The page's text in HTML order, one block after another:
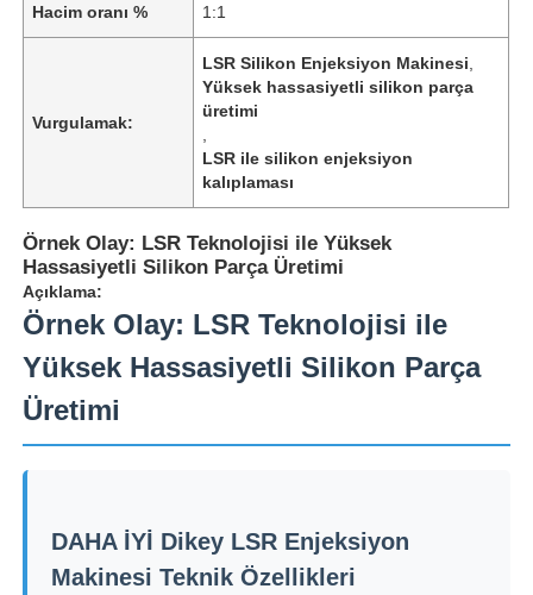
Hacim oranı % 1:1
Vurgulamak:
LSR Silikon Enjeksiyon Makinesi
Yüksek hassasiyetli silikon parça
üretimi
LSR ile silikon enjeksiyon
kalıplaması
Örnek Olay: LSR Teknolojisi ile Yüksek
Hassasiyetli Silikon Parça Üretimi
Açıklama:
Örnek Olay: LSR Teknolojisi ile
Yüksek Hassasiyetli Silikon Parça
Üretimi
DAHA İYİ Dikey LSR Enjeksiyon
Makinesi Teknik Özellikleri